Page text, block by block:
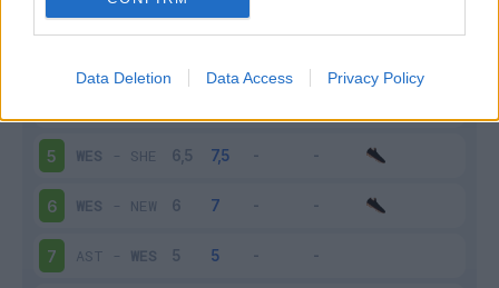
Data Deletion Data Access Privacy Policy
-WES
5 WES - SHE
6 WES - NEW
7 AST - WES